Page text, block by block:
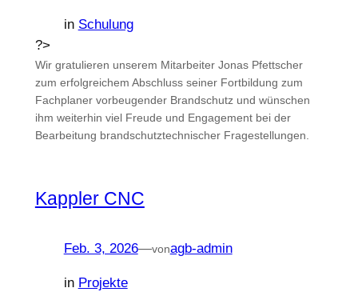
in Schulung
?>
Wir gratulieren unserem Mitarbeiter Jonas Pfettscher
zum erfolgreichem Abschluss seiner Fortbildung zum
Fachplaner vorbeugender Brandschutz und wünschen
ihm weiterhin viel Freude und Engagement bei der
Bearbeitung brandschutztechnischer Fragestellungen.
Kappler CNC
Feb. 3, 2026—vonagb-admin
in Projekte